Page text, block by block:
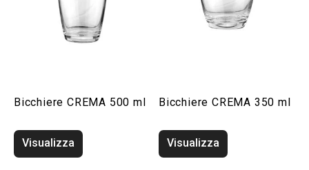
Bicchiere CREMA 500 ml
Visualizza
Bicchiere CREMA 350 ml
Visualizza